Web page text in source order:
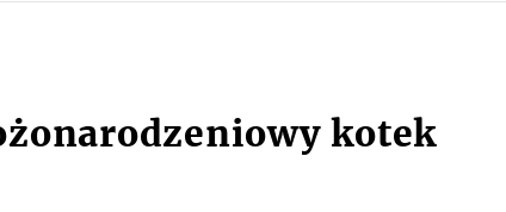
kotek